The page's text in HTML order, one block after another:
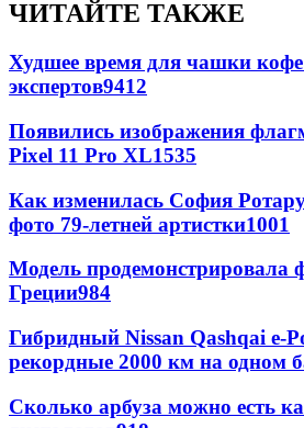
ЧИТАЙТЕ ТАКЖЕ
Худшее время для чашки
экспертов9412
Появились изображения
Pixel 11 Pro XL1535
Как изменилась София
фото 79-летней артистки1001
Модель продемонстрировала
Греции984
Гибридный Nissan Qashqai e-
рекордные 2000 км на одном
Сколько арбуза можно есть